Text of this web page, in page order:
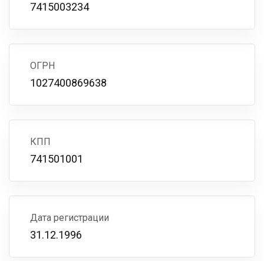
7415003234
ОГРН
1027400869638
КПП
741501001
Дата регистрации
31.12.1996